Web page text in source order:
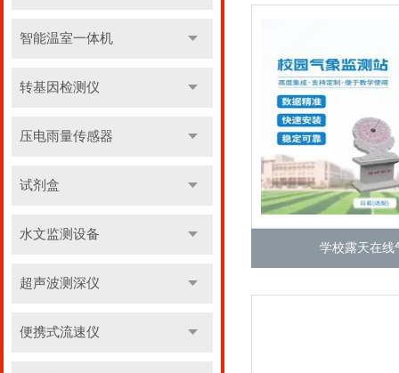
智能温室一体机
转基因检测仪
压电雨量传感器
试剂盒
水文监测设备
超声波测深仪
便携式流速仪
学校露天在线